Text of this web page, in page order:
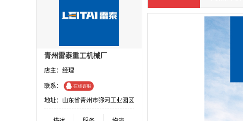
青州雷泰重工机械厂
店主：经理
联系：
地址：山东省青州市弥河工业园区